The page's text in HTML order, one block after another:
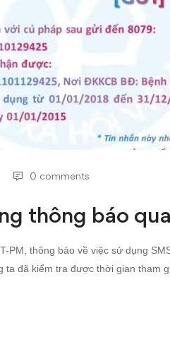
0 comments
thông báo
PM , thông báo về việc sử dụng
ta đã kiểm tra được thời gian tham